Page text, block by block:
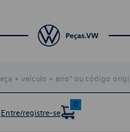
Entre/registre-se
0